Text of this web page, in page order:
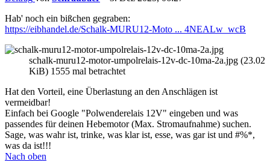
Hab' noch ein bißchen gegraben:
https://eibhandel.de/Schalk-MURU12-Moto ... 4NEALw_wcB
schalk-muru12-motor-umpolrelais-12v-dc-10ma-2a.jpg (23.02
KiB) 1555 mal betrachtet
Hat den Vorteil, eine Überlastung an den Anschlägen ist
vermeidbar!
Einfach bei Google "Polwenderelais 12V" eingeben und was
passendes für deinen Hebemotor (Max. Stromaufnahme) suchen.
Sage, was wahr ist, trinke, was klar ist, esse, was gar ist und #%*,
was da ist!!!
Nach oben